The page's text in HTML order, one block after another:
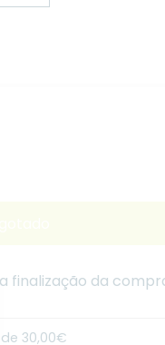
finalização da
30,00€